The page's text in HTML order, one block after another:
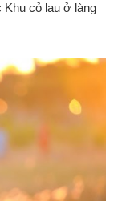
cỏ lau ở làng